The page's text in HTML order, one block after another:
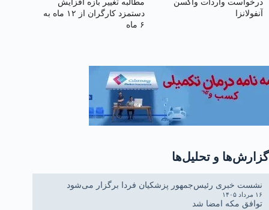
درخواست واردات واکسن
آنفولانزا
مطالبه تغییر بازه افزایش
دستمزد کارگران از ۱۲ ماه به
۶ ماه
گزارش‌ها و تحلیل‌ها
نشست خبری رئیس‌جمهور پزشکیان فردا برگزار می‌شود
۱۶ مرداد ۱۴۰۵
توافق مکه امضا شد